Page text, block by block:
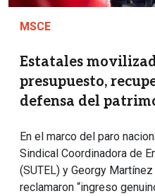
MSCE
Estatales
presupuesto,
defensa del
En el marco del paro
Sindical Coordinadora de
(SUTEL) y Georgy
reclamaron “ingreso